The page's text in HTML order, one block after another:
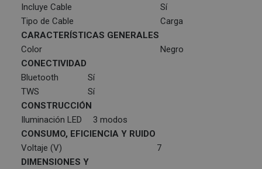
Incluye Cable
Sí
Tipo de Cable
Carga
CARACTERÍSTICAS GENERALES
Color
Negro
CONECTIVIDAD
Bluetooth
Sí
TWS
Sí
CONSTRUCCIÓN
Iluminación LED
3 modos
CONSUMO, EFICIENCIA Y RUIDO
Voltaje (V)
7
DIMENSIONES Y